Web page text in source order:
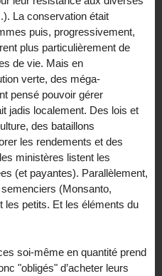
La conservation était
puis, progressivement,
plus particulièrement de
de vie. Mais en
verte, des méga-
pensé pouvoir gérer
jadis localement. Des lois et
des bataillons
les rendements et des
ministères listent les
(et payantes). Parallèlement,
(Monsanto,
les petits. Et les éléments du
soi-même en quantité prend
"obligés" d’acheter leurs